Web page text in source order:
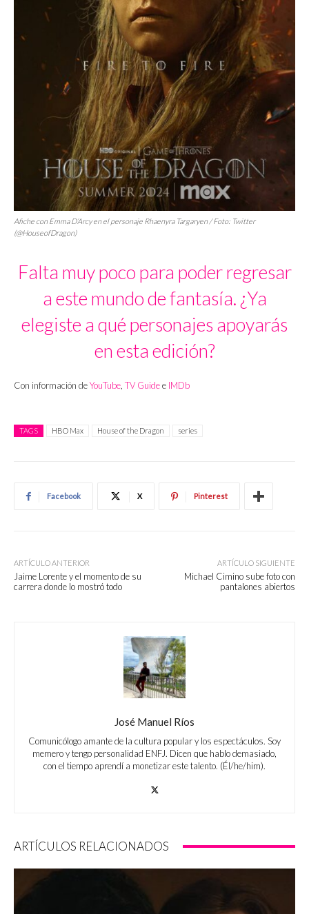
Afiche con Emma D’Arcy en el personaje Rhaenyra Targaryen / Foto: Twitter
(@HouseofDragon)
Falta muy poco para poder regresar
a este mundo de fantasía. ¿Ya
elegiste a qué personajes apoyarás
en esta edición?
Con información deYouTube, TV Guidee IMDb
TAGS HBO Max House of the Dragon series
Facebook X Pinterest
ARTÍCULO ANTERIOR
Jaime Lorente y el momento de su
carrera donde lo mostró todo
ARTÍCULO SIGUIENTE
Michael Cimino sube foto con
pantalones abiertos
José Manuel Ríos
Comunicólogo amante de la cultura popular y los espectáculos. Soy
memero y tengo personalidad ENFJ. Dicen que hablo demasiado,
con el tiempo aprendí a monetizar este talento. (Él/he/him).
ARTÍCULOS RELACIONADOS